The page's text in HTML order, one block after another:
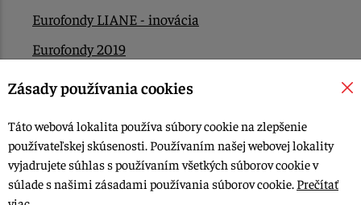
Eurofondy LIANE - inovácia
Eurofondy 2019
Eurofondy 2022/2023
Kontakt
© 2015-2026, LIANA GOLIAŠ s.r.o. všetky práva vyhradené.
Zásady používania cookies
Táto webová lokalita používa súbory cookie na zlepšenie
používateľskej skúsenosti. Používaním našej webovej lokality
vyjadrujete súhlas s používaním všetkých súborov cookie v
súlade s našimi zásadami používania súborov cookie. Prečítať